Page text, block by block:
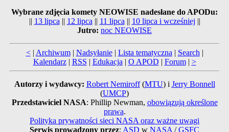
Wybrane zdjęcia komety NEOWISE nadesłane do APODu:
|| 13 lipca || 12 lipca || 11 lipca || 10 lipca i wcześniej ||
Jutro: noc NEOWISE
<| Archiwum| Nadsyłanie| Lista tematyczna | Search |
Kalendarz| RSS | Edukacja | O APOD | Forum| >
Autorzy i wydawcy: Robert Nemiroff(MTU) i Jerry Bonnell
(UMCP)
Przedstawiciel NASA: Phillip Newman, obowiązują określone
prawa.
Polityka prywatności sieci NASA oraz ważne uwagi
Serwis prowadzony przez: ASD w NASA /GSFC